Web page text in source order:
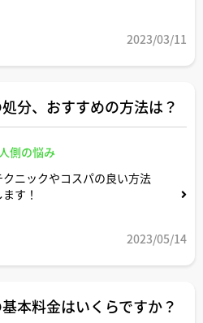
2023/03/11
分、おすすめの方法は？
側の悩み
ニックやコスパの良い方法
す！
2023/05/14
本料金はいくらですか？